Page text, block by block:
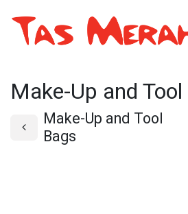
Make-Up and
Make-Up and Tool
Bags